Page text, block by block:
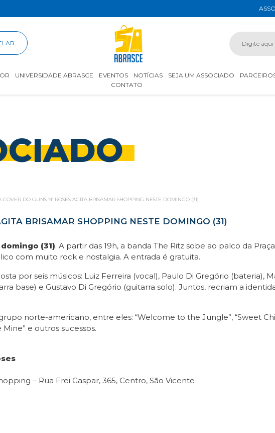
UNIVERSIDADE ABRASCE EVENTOS NOTÍCIAS SEJA UM ASSOCIADO
CONTATO
COVER DO GUNS N’ ROSES AGITA BRISAMAR SHOPPING NESTE DOMINGO (31)
BRISAMAR SHOPPING NESTE DOMINGO (31)
domingo (31). A partir das 19h, a banda The Ritz sobe ao palco da
com muito rock e nostalgia. A entrada é gratuita.
por seis músicos: Luiz Ferreira (vocal), Paulo Di Gregório (bateria),
base) e Gustavo Di Gregório (guitarra solo). Juntos, recriam a
norte-americano, entre eles: “Welcome to the Jungle”, “Sweet
Mine” e outros sucessos.
– Rua Frei Gaspar, 365, Centro, São Vicente